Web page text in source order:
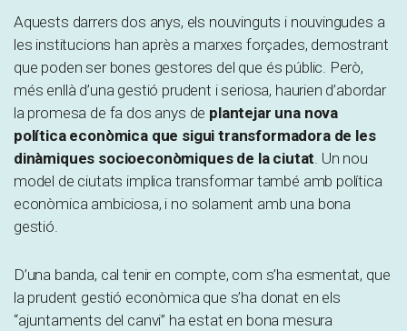
Aquests darrers dos anys, els nouvinguts i nouvingudes a
les institucions han après a marxes forçades, demostrant
que poden ser bones gestores del que és públic. Però,
més enllà d’una gestió prudent i seriosa, haurien d’abordar
la promesa de fa dos anys de plantejar una nova
política econòmica que sigui transformadora de les
dinàmiques socioeconòmiques de la ciutat. Un nou
model de ciutats implica transformar també amb política
econòmica ambiciosa, i no solament amb una bona
gestió.
D’una banda, cal tenir en compte, com s’ha esmentat, que
la prudent gestió econòmica que s’ha donat en els
“ajuntaments del canvi” ha estat en bona mesura